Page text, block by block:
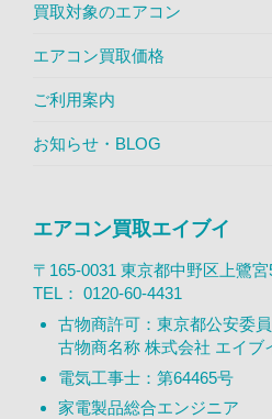
買取対象のエアコン
エアコン買取価格
ご利用案内
お知らせ・BLOG
エアコン買取エイブイ
〒165-0031 東京都中野区上鷺
TEL： 0120-60-4431
古物商許可：東京都公安委
古物商名称 株式会社 エイブ
電気工事士：第64465号
家電製品総合エンジニア